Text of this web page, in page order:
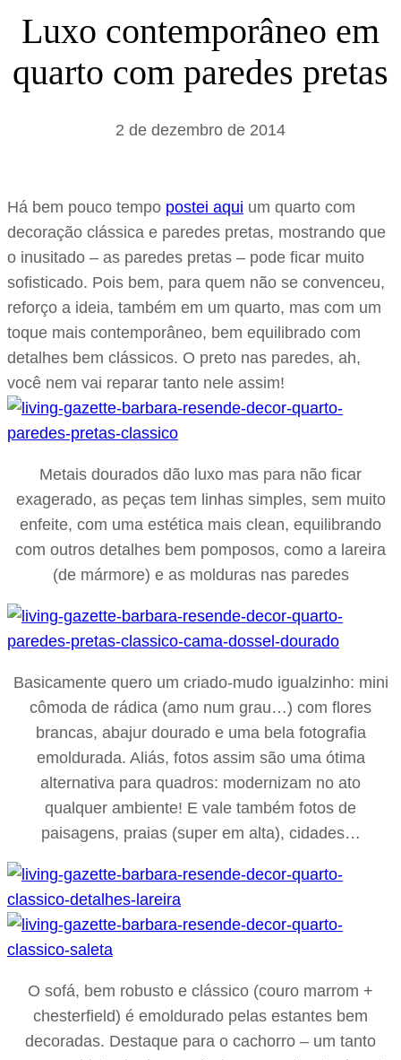
a
r
Luxo contemporâneo em
quarto com paredes pretas
2 de dezembro de 2014
Há bem pouco tempo postei aqui um quarto com
decoração clássica e paredes pretas, mostrando que
o inusitado – as paredes pretas – pode ficar muito
sofisticado. Pois bem, para quem não se convenceu,
reforço a ideia, também em um quarto, mas com um
toque mais contemporâneo, bem equilibrado com
detalhes bem clássicos. O preto nas paredes, ah,
você nem vai reparar tanto nele assim!
Metais dourados dão luxo mas para não ficar
exagerado, as peças tem linhas simples, sem muito
enfeite, com uma estética mais clean, equilibrando
com outros detalhes bem pomposos, como a lareira
(de mármore) e as molduras nas paredes
Basicamente quero um criado-mudo igualzinho: mini
cômoda de rádica (amo num grau…) com flores
brancas, abajur dourado e uma bela fotografia
emoldurada. Aliás, fotos assim são uma ótima
alternativa para quadros: modernizam no ato
qualquer ambiente! E vale também fotos de
paisagens, praias (super em alta), cidades…
O sofá, bem robusto e clássico (couro marrom +
chesterfield) é emoldurado pelas estantes bem
decoradas. Destaque para o cachorro – um tanto